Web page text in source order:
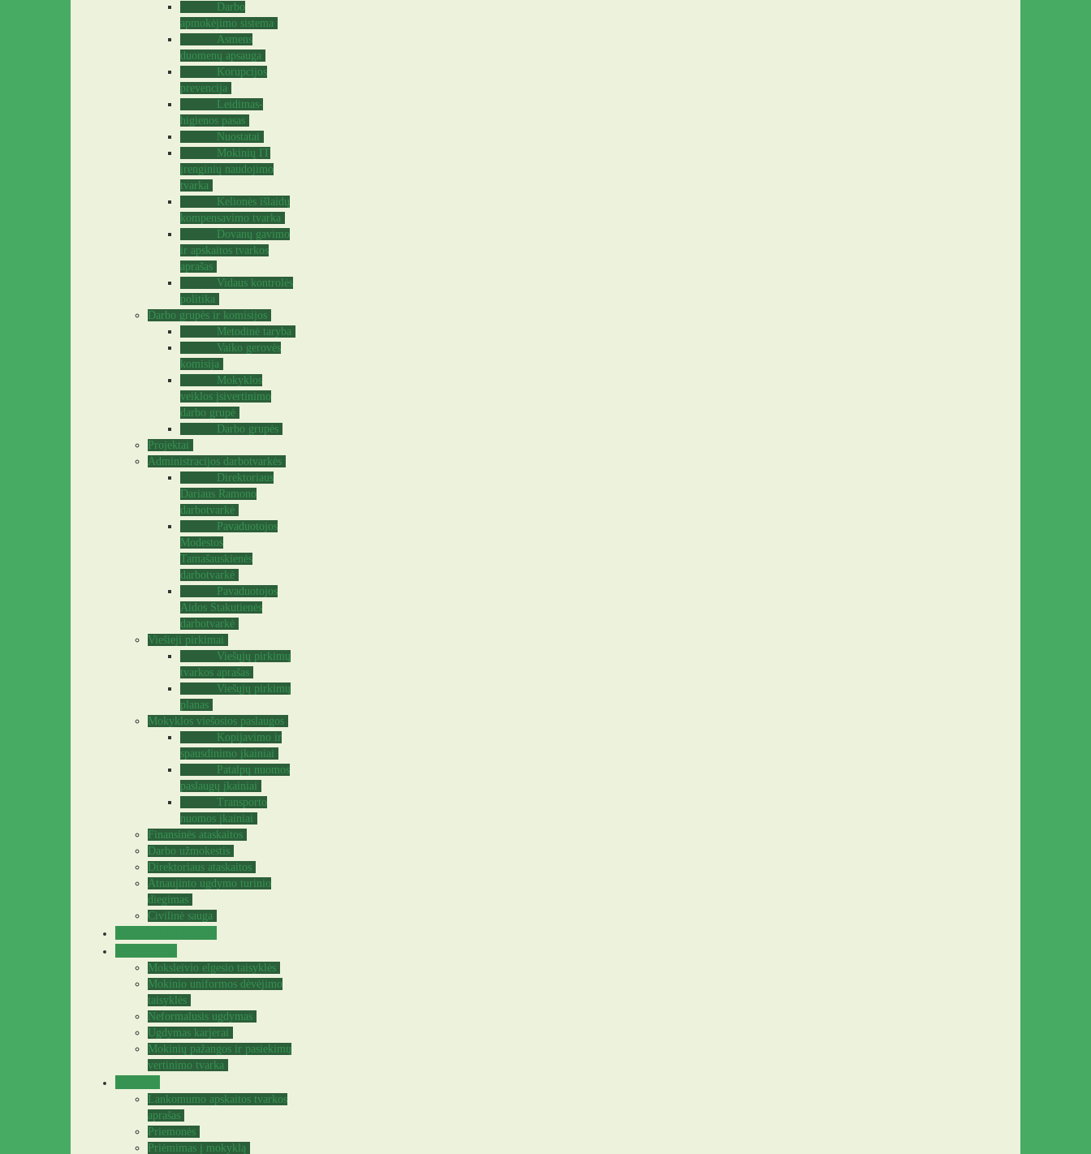
Darbo
apmokėjimo sistema
Asmens
duomenų apsauga
Korupcijos
prevencija
Leidimas-
higienos pasas
Nuostatai
Mokinių IT
įrenginių naudojimo
tvarka
Kelionės išlaidų
kompensavimo tvarka
Dovanų gavimo
ir apskaitos tvarkos
aprašas
Vidaus kontrolės
politika
Darbo grupės ir komisijos
Metodinė taryba
Vaiko gerovės
komisija
Mokyklos
veiklos įsivertinimo
darbo grupė
Darbo grupės
Projektai
Administracijos darbotvarkės
Direktoriaus
Dariaus Ramono
darbotvarkė
Pavaduotojos
Modestos
Tamašauskienės
darbotvarkė
Pavaduotojos
Aidos Stakutienės
darbotvarkė
Viešieji pirkimai
Viešųjų pirkimų
tvarkos aprašas
Viešųjų pirkimų
planas
Mokyklos viešosios paslaugos
Kopijavimo ir
spausdinimo įkainiai
Patalpų nuomos
paslaugų įkainiai
Transporto
nuomos įkainiai
Finansinės ataskaitos
Darbo užmokestis
Direktoriaus ataskaitos
Atnaujinto ugdymo turinio
diegimas
Civilinė sauga
Moksleivio elgesio taisyklės
Mokinio uniformos dėvėjimo
taisyklės
Neformalusis ugdymas
Ugdymas karjerai
Mokinių pažangos ir pasiekimų
vertinimo tvarka
Lankomumo apskaitos tvarkos
aprašas
Priemonės
Priėmimas į mokyklą